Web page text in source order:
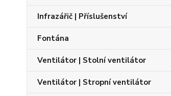
Infrazářič | Příslušenství
Fontána
Ventilátor | Stolní ventilátor
Ventilátor | Stropní ventilátor